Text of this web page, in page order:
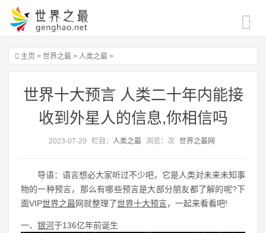
主页 > 世界之最 > 人类之最 >
世界十大预言 人类二十年内能接
收到外星人的信息,你相信吗
2023-07-20 栏目： 人类之最 浏览： 次 世界之最网
导语：语言想必大家听过不少吧，它是人类对未来未知事
物的一种预言，那么有哪些预言是大部分朋友都了解的呢?下
面VIP世界之最网就整理了世界十大预言，一起来看看吧!
一、 银河于136亿年前诞生